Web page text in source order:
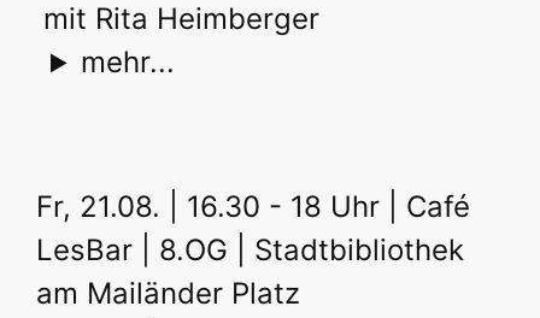
mit Rita Heimberger
mehr...
Fr, 21.08. | 16.30 - 18 Uhr | Café
LesBar | 8.OG | Stadtbibliothek
am Mailänder Platz